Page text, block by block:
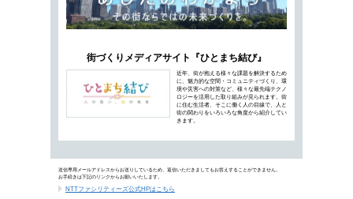
NTTファシリテ
「第5回スマートビルディング